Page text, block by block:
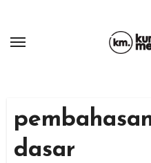
content
dasar